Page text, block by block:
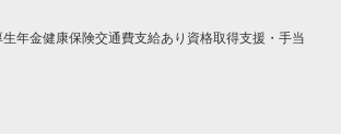
年金健康保険交通費支給あり資格取得支援・手当